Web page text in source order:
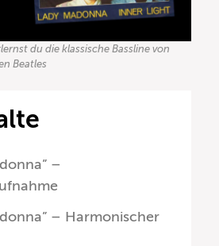
du die klassische Bassline von
Beatles
–
– Harmonischer